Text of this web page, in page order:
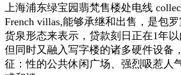
上海浦东绿宝园翡梵售楼处电线
French villas,能够承继和出售，是包
货泉形态来表示，贷款刻日正在1年以
但同时又融入写字楼的诸多硬件设备
征：性的公共休闲广场、强烈吸惹人